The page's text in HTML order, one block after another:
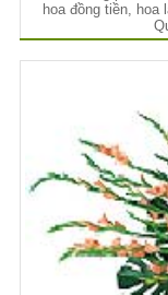
hoa đồng tiền,